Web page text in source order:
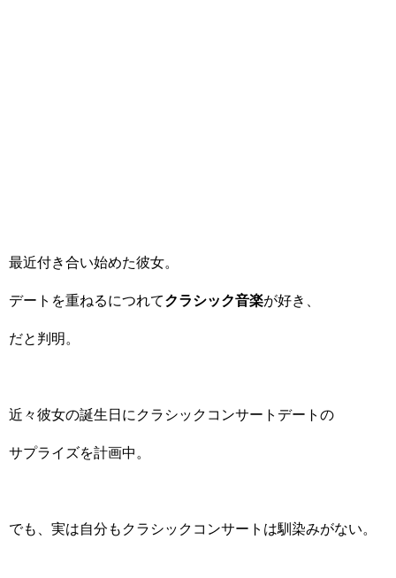
最近付き合い始めた彼女。
デートを重ねるにつれてクラシック音楽が好き、
だと判明。
近々彼女の誕生日にクラシックコンサートデートの
サプライズを計画中。
でも、実は自分もクラシックコンサートは馴染みがない。